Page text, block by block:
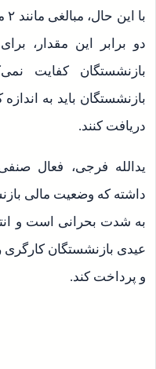
دو برابر این مقدار،
بازنشستگان کفایت
بازنشستگان باید به
دریافت کنند.
یدالله فرجی، فعال
داشته که وضعیت مالی
به شدت بحرانی است و
عیدی بازنشستگان
و پرداخت کند.